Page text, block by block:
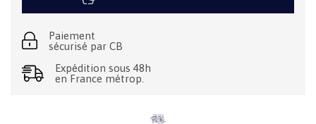
Paiement
sécurisé par CB
Expédition sous 48h
en France métrop.